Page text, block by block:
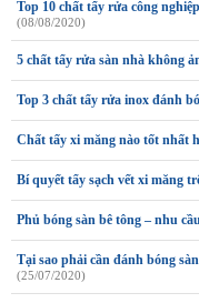
Top 10 chất tẩy rửa công
(08/08/2020)
5 chất tẩy rửa sàn nhà không
Top 3 chất tẩy rửa inox đánh
Chất tấy xi măng nào tốt nhất
Bí quyết tẩy sạch vết xi măng
Phủ bóng sàn bê tông – nhu
Tại sao phải cần đánh bóng
(25/07/2020)